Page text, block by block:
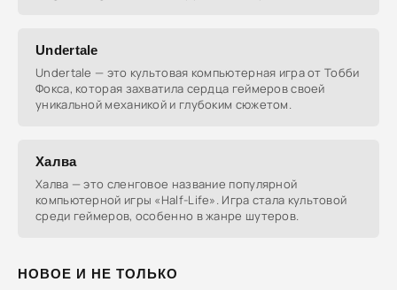
НОВОЕ И НЕ ТОЛЬКО
Undertale
Undertale — это культовая компьютерная игра от Тобби
Фокса, которая захватила сердца геймеров своей
уникальной механикой и глубоким сюжетом.
Халва
Халва — это сленговое название популярной
компьютерной игры «Half-Life». Игра стала культовой
среди геймеров, особенно в жанре шутеров.